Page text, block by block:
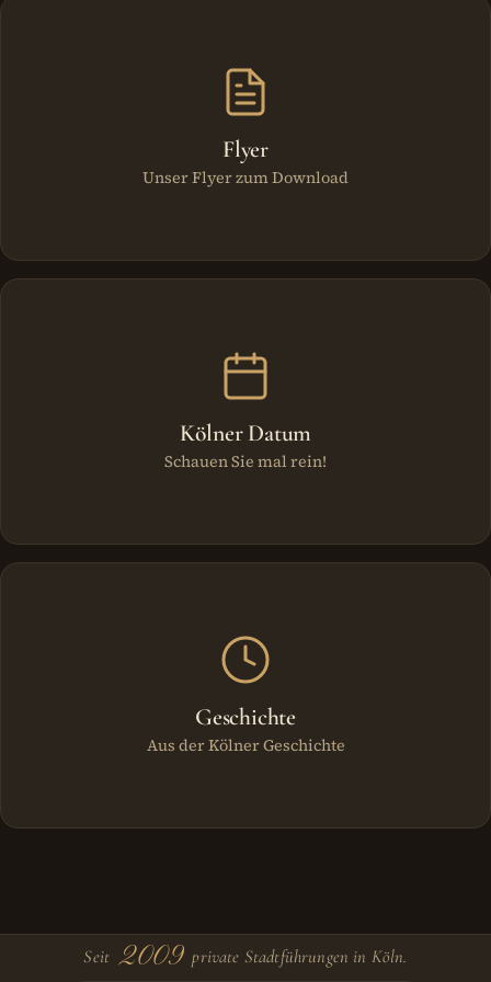
Flyer
Unser Flyer zum Download
Kölner Datum
Schauen Sie mal rein!
Geschichte
Aus der Kölner Geschichte
Seit 2009 private Stadtführungen in Köln.